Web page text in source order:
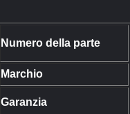
Numero della parte
Marchio
Garanzia